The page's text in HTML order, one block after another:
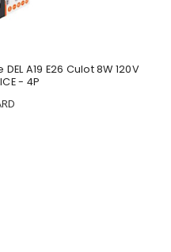
A19 E26 Culot 8W 120V
- 4P